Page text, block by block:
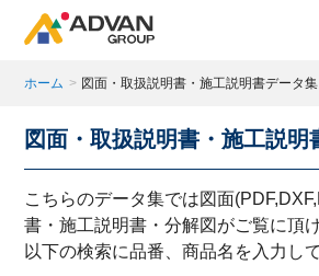
商品ページにある「お気に入り登録
商品がここに表示されます。
ホーム > 図面・取扱説明書・施工説明書データ集
図面・取扱説明書・施工説明
こちらのデータ集では図面
書・施工説明書・分解図がご覧に頂け
以下の検索に品番、商品名を入力し